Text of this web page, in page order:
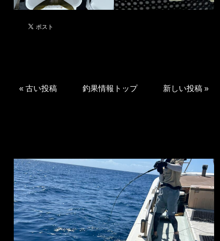
«古い投稿 釣果情報トップ 新しい投稿 »